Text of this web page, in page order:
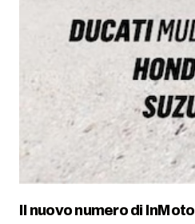
Il nuovo numero di InMoto